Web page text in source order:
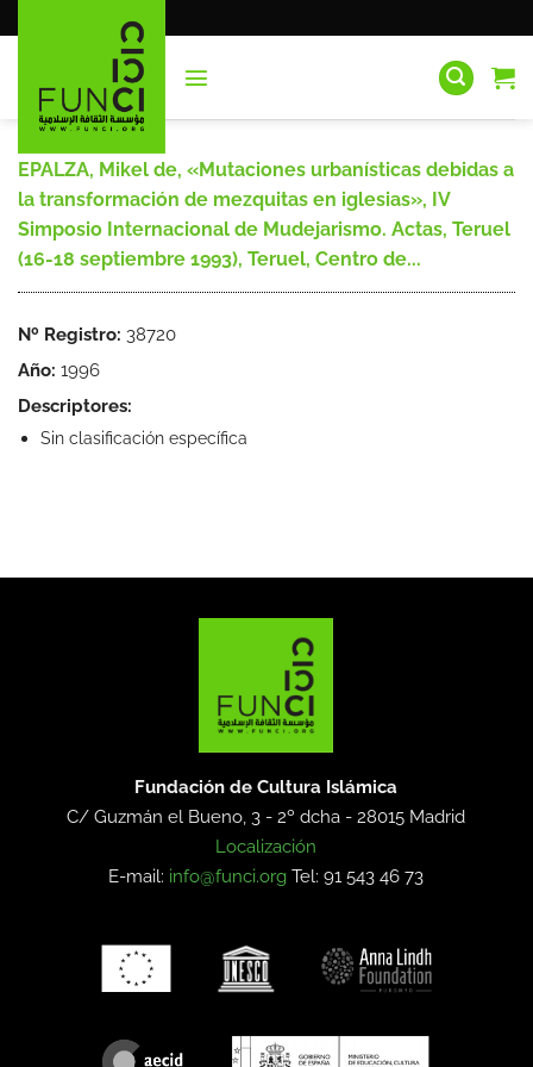
al
EPALZA, Mikel de, «Mutaciones urbanísticas debidas a
la transformación de mezquitas en iglesias», IV
Simposio Internacional de Mudejarismo. Actas, Teruel
(16-18 septiembre 1993), Teruel, Centro de...
Nº Registro: 38720
Año: 1996
Descriptores:
Sin clasificación específica
Fundación de Cultura Islámica
C/ Guzmán el Bueno, 3 - 2º dcha -28015 Madrid
Localización
E-mail: info@funci.org Tel: 91 543 46 73